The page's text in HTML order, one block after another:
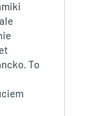
To